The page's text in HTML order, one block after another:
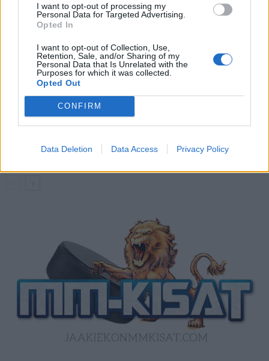
I want to opt-out of processing my
Personal Data for Targeted Advertising.
Opted In
I want to opt-out of Collection, Use,
Retention, Sale, and/or Sharing of my
Personal Data that Is Unrelated with the
Purposes for which it was collected.
Opted Out
CONFIRM
Data Deletion Data Access Privacy Policy
Leijonat julkisti ketjut Sveitsi-peliin –
Aleksander Barkov tekee paluun
Venäläisveskari sekosi Suomen 2.
divisioonassa – sai samasta tilanteesta
50 jäähyminuuttia
Kanada – USA klo 15:10 – näin katsot